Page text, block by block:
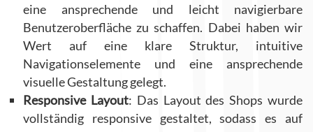
eine ansprechende und leicht navigierbare
Benutzeroberfläche zu schaffen. Dabei haben wir
Wert auf eine klare Struktur, intuitive
Navigationselemente und eine ansprechende
visuelle Gestaltung gelegt.
Responsive Layout: Das Layout des Shops wurde
vollständig responsive gestaltet, sodass es auf